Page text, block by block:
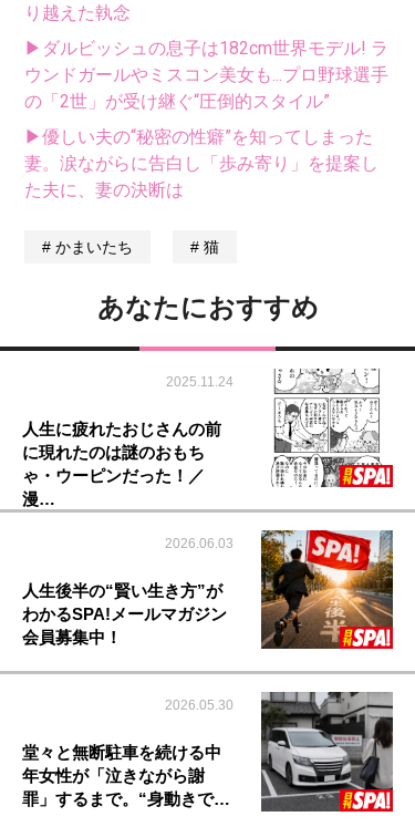
り越えた執念
▶ダルビッシュの息子は182cm世界モデル! ラ
ウンドガールやミスコン美女も...プロ野球選手
の「2世」が受け継ぐ“圧倒的スタイル”
▶優しい夫の“秘密の性癖”を知ってしまった
妻。涙ながらに告白し「歩み寄り」を提案し
た夫に、妻の決断は
かまいたち 猫
あなたにおすすめ
2025.11.24
人生に疲れたおじさんの前
に現れたのは謎のおもち
ゃ・ウーピンだった！／
漫…
2026.06.03
人生後半の“賢い生き方”が
わかるSPA!メールマガジン
会員募集中！
2026.05.30
堂々と無断駐車を続ける中
年女性が「泣きながら謝
罪」するまで。“身動きで…